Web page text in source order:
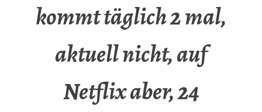
kommt täglich 2 mal,
aktuell nicht, auf
Netflix aber, 24